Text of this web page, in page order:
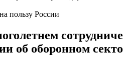
пользу России
об оборонном